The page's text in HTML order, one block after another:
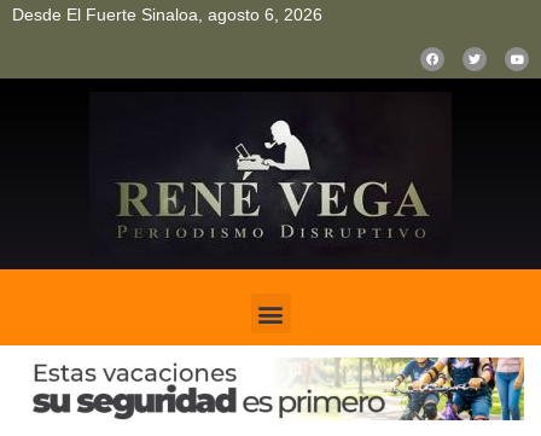
Desde El Fuerte Sinaloa, agosto 6, 2026